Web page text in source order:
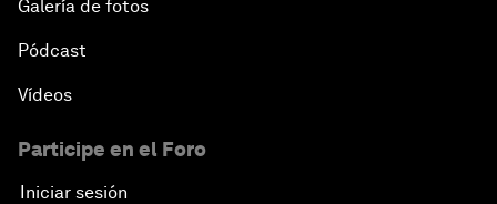
Galería de fotos
Pódcast
Vídeos
Participe en el Foro
Iniciar sesión